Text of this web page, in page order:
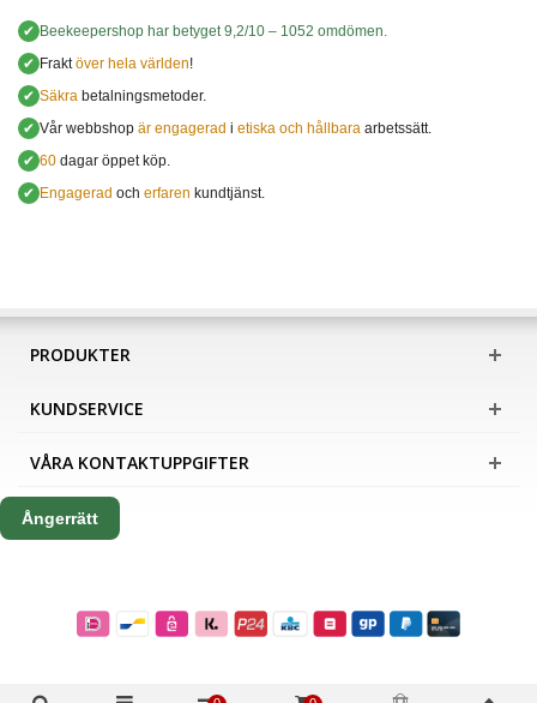
✔ Beekeepershop har betyget 9,2/10 – 1052 omdömen.
✔ Fraktöver hela världen!
✔ Säkra betalningsmetoder.
✔ Vår webbshop är engagerad i etiska och hållbara arbetssätt.
✔ 60 dagar öppet köp.
✔ Engagerad och erfaren kundtjänst.
PRODUKTER
KUNDSERVICE
VÅRA KONTAKTUPPGIFTER
Ångerrätt